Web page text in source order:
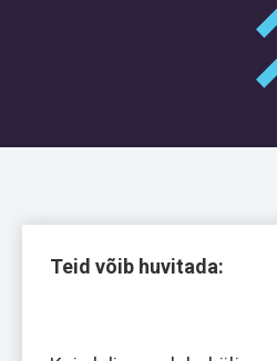
Teid võib huvitada: